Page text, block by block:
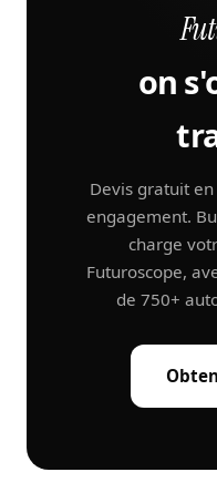
on
Devis gratuit
engagement.
charge
Futuroscope,
de 750+